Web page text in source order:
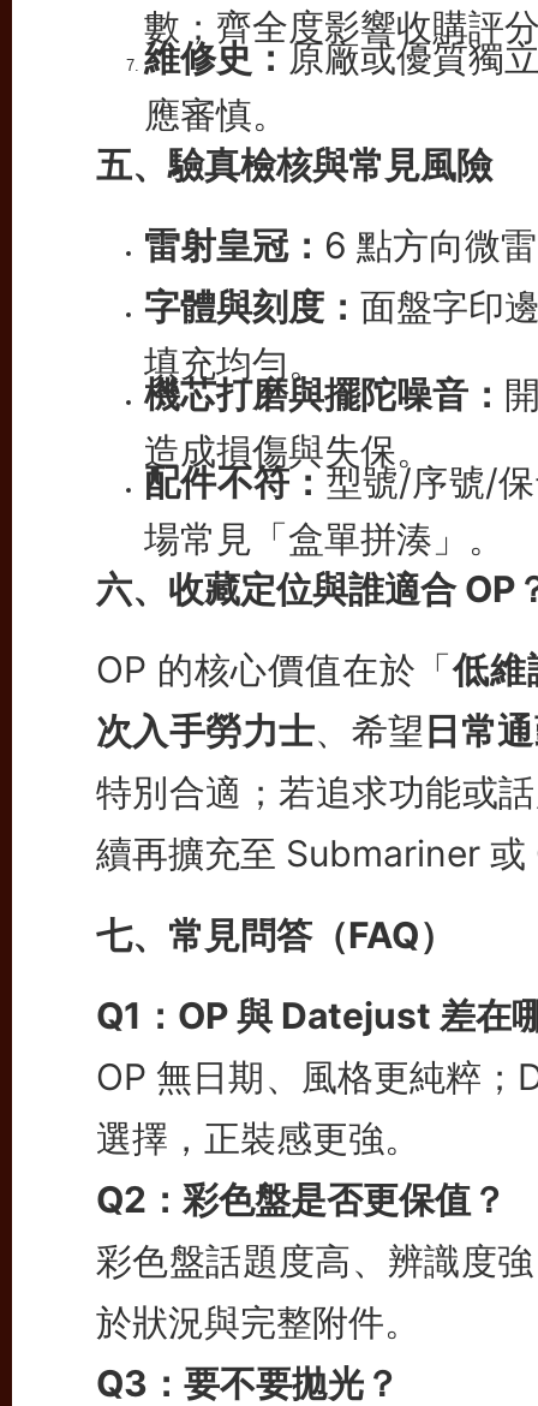
數；齊全度影響收購評
維修史： 原廠或優質獨
應審慎。
五、驗真檢核與常見風險
雷射皇冠： 6 點方向微
字體與刻度： 面盤字印
填充均勻。
機芯打磨與擺陀噪音：
造成損傷與失保。
配件不符：型號/序號/
場常見「盒單拼湊」。
六、收藏定位與誰適合 OP
OP 的核心價值在於「低維
次入手勞力士、希望 日常
特別合適；若追求功能或
續再擴充至 Submariner
七、常見問答（FAQ）
Q1：OP 與 Datejust 差在
OP 無日期、風格更純粹
選擇，正裝感更強。
Q2：彩色盤是否更保值？
彩色盤話題度高、辨識度
於狀況與完整附件。
Q3：要不要拋光？